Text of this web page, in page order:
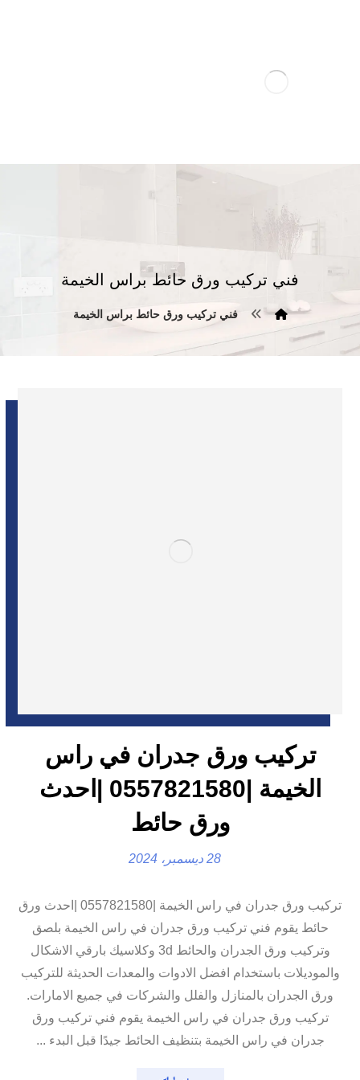
فني تركيب ورق حائط براس الخيمة
فني تركيب ورق حائط براس الخيمة
تركيب ورق جدران في راس
الخيمة |0557821580 |احدث
ورق حائط
28 ديسمبر، 2024
تركيب ورق جدران في راس الخيمة |0557821580 |احدث ورق
حائط يقوم فني تركيب ورق جدران في راس الخيمة بلصق
وتركيب ورق الجدران والحائط 3d وكلاسيك بارقي الاشكال
والموديلات باستخدام افضل الادوات والمعدات الحديثة للتركيب
ورق الجدران بالمنازل والفلل والشركات في جميع الامارات.
تركيب ورق جدران في راس الخيمة يقوم فني تركيب ورق
جدران في راس الخيمة بتنظيف الحائط جيدًا قبل البدء ...